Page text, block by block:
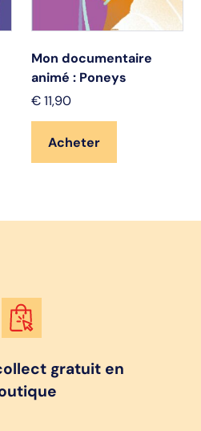
Mon documentaire
animé : Poneys
€ 11,90
Acheter
gratuit en